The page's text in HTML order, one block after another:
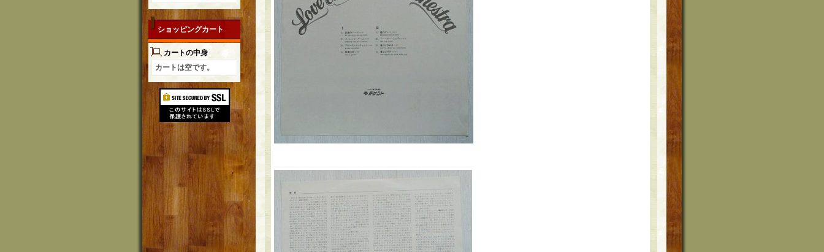
ショッピングカート
カートの中身
カートは空です。